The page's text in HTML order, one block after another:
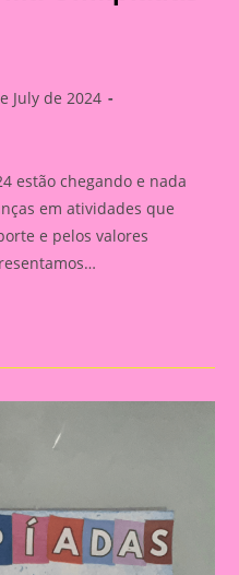
July de 2024
estão chegando e nada
em atividades que
e pelos valores